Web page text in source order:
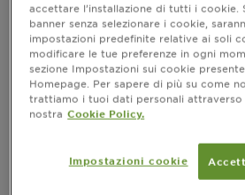
Step 1 : un olio per
durante la notte
Di notte, la tua pelle si rigenera
funzione di barriera durante il
ideale per nutrirla in modo che
mentre dormi. Garnier si è
vitamina E che sfrutta il potere
accettare l’installazione di tutti i cookie.
banner senza selezionare i cookie,
impostazioni predefinite relative ai soli
modificare le tue preferenze in ogni
sezione Impostazioni sui cookie
Homepage. Per sapere di più su come
trattiamo i tuoi dati personali attraverso
nostra Cookie Policy.
Impostazioni cookie